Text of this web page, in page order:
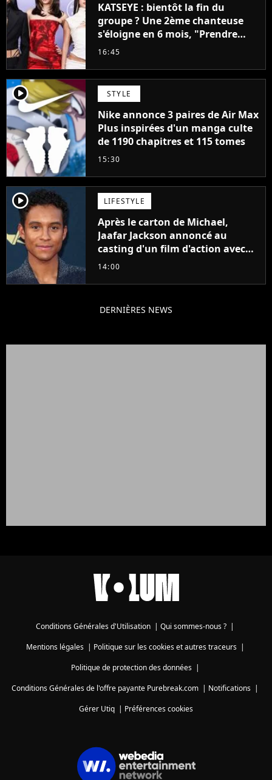
KATSEYE : bientôt la fin du
groupe ? Une 2ème chanteuse
s'éloigne en 6 mois, "Prendre
cette décision n’a pas été facile"
16:45
player2 STYLE
Nike annonce 3 paires de Air Max
Plus inspirées d'un manga culte
de 1190 chapitres et 115 tomes
15:30
player2 LIFESTYLE
Après le carton de Michael,
Jaafar Jackson annoncé au
casting d'un film d'action avec
Will Smith
14:00
DERNIÈRES NEWS
Conditions Générales d'Utilisation | Qui sommes-nous ? |
Mentions légales| Politique sur les cookies et autres traceurs|
Politique de protection des données|
Conditions Générales de l'offre payante Purebreak.com | Notifications |
Gérer Utiq | Préférences cookies